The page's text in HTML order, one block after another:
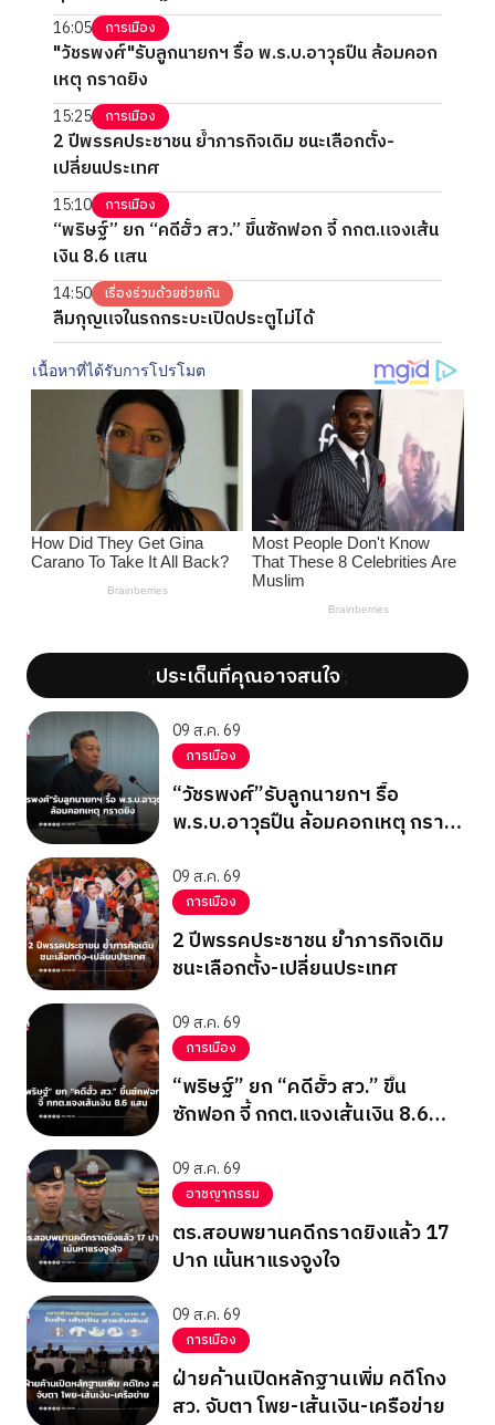
16:05 การเมือง
"วัชรพงศ์"รับลูกนายกฯ รื้อ พ.ร.บ.อาวุธปืน ล้อมคอก
เหตุ กราดยิง
15:25 การเมือง
2 ปีพรรคประชาชน ย้ำภารกิจเดิม ชนะเลือกตั้ง-
เปลี่ยนประเทศ
15:10 การเมือง
“พริษฐ์” ยก “คดีฮั้ว สว.” ขึ้นซักฟอก จี้ กกต.แจงเส้น
เงิน 8.6 แสน
14:50 เรื่องร่วมด้วยช่วยกัน
ลืมกุญแจในรถกระบะเปิดประตูไม่ได้
';ประเด็นที่คุณอาจสนใจ';
09 ส.ค. 69
การเมือง
“วัชรพงศ์”รับลูกนายกฯ รื้อ
พ.ร.บ.อาวุธปืน ล้อมคอกเหตุ กราด
09 ส.ค. 69
การเมือง
2 ปีพรรคประชาชน ย้ำภารกิจเดิม
ชนะเลือกตั้ง-เปลี่ยนประเทศ
09 ส.ค. 69
การเมือง
“พริษฐ์” ยก “คดีฮั้ว สว.” ขึ้น
ซักฟอก จี้ กกต.แจงเส้นเงิน 8.6
09 ส.ค. 69
อาชญากรรม
ตร.สอบพยานคดีกราดยิงแล้ว 17
ปาก เน้นหาแรงจูงใจ
09 ส.ค. 69
การเมือง
ฝ่ายค้านเปิดหลักฐานเพิ่ม คดีโกง
สว. จับตา โพย-เส้นเงิน-เครือข่าย